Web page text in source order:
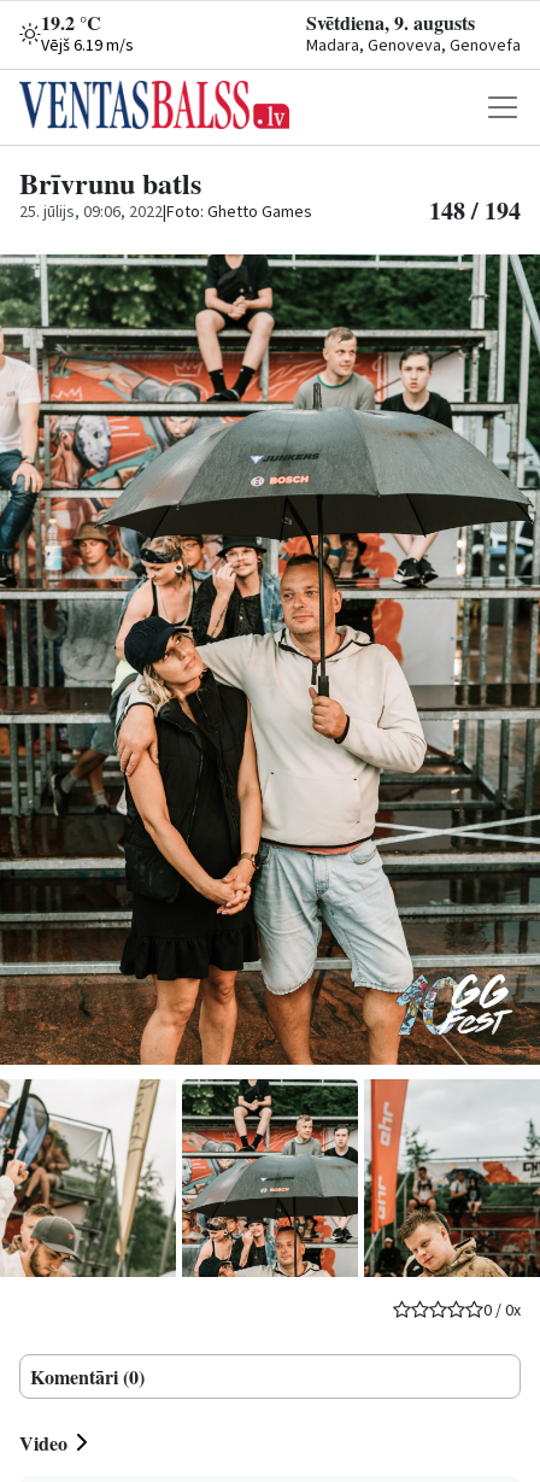
19.2 °C
Vējš 6.19 m/s
Svētdiena, 9. augusts
Madara, Genoveva, Genovefa
Brīvrunu batls
25. jūlijs, 09:06, 2022|Foto: Ghetto Games 148 / 194
0/0x
Komentāri (0)
Video